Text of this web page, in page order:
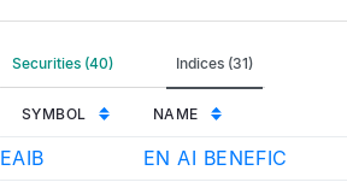
Securities (40) Indices (31)
SYMBOL NAME
EAIB EN AI BENEFIC